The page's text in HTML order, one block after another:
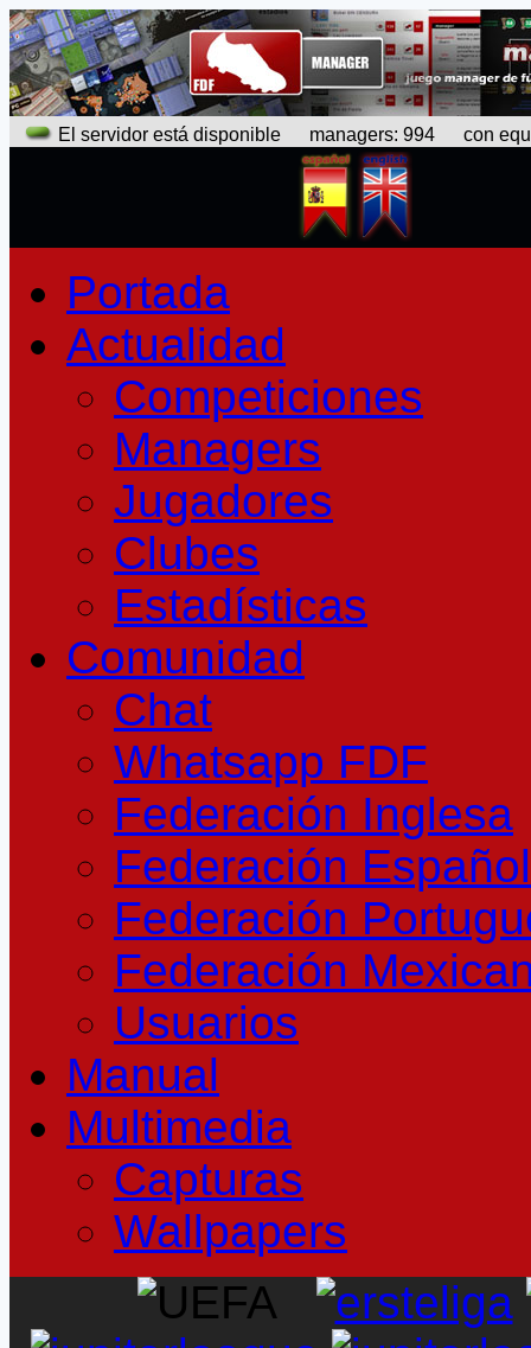
El servidor está disponible managers: 994 con
Portada
Actualidad
Competiciones
Managers
Jugadores
Clubes
Estadísticas
Comunidad
Chat
Whatsapp FDF
Federación Inglesa
Federación
Federación
Federación
Usuarios
Manual
Multimedia
Capturas
Wallpapers